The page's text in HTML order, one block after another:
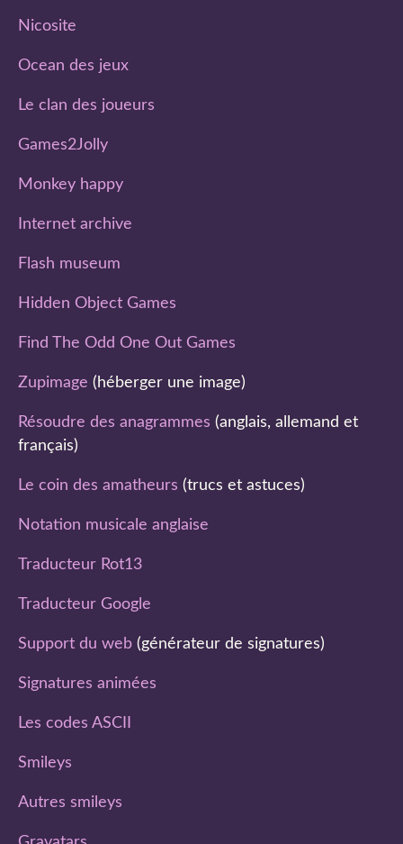
Nicosite
Ocean des jeux
Le clan des joueurs
Games2Jolly
Monkey happy
Internet archive
Flash museum
Hidden Object Games
Find The Odd One Out Games
Zupimage (héberger une image)
Résoudre des anagrammes (anglais, allemand et
français)
Le coin des amatheurs (trucs et astuces)
Notation musicale anglaise
Traducteur Rot13
Traducteur Google
Support du web (générateur de signatures)
Signatures animées
Les codes ASCII
Smileys
Autres smileys